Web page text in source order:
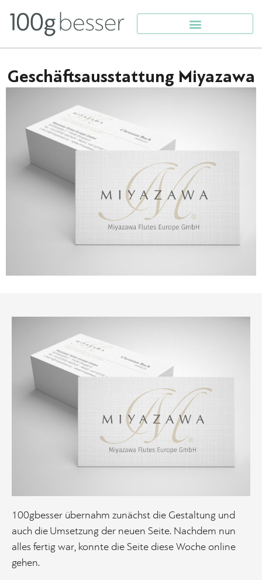
Geschäftsausstattung Miyazawa
100gbesser übernahm zunächst die Gestaltung und
auch die Umsetzung der neuen Seite. Nachdem nun
alles fertig war, konnte die Seite diese Woche online
gehen.